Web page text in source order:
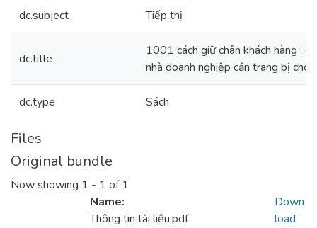
dc.subject Tiếp thị
dc.title
1001 cách giữ chân khách hàng :
nhà doanh nghiệp cần trang bị cho
dc.type Sách
Files
Original bundle
Now showing 1 - 1 of 1
Name:
Thông tin tài liệu.pdf
Down
load